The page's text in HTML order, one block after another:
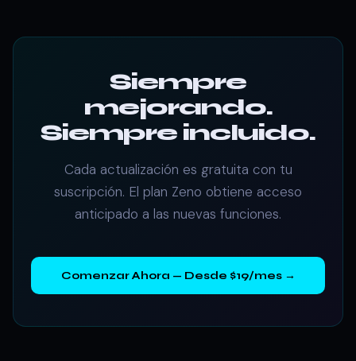
Siempre
mejorando.
Siempre incluido.
Cada actualización es gratuita con tu
suscripción. El plan Zeno obtiene acceso
anticipado a las nuevas funciones.
Comenzar Ahora — Desde $19/mes →